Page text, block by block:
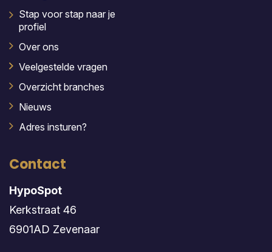
Stap voor stap naar je
profiel
Over ons
Veelgestelde vragen
Overzicht branches
Nieuws
Adres insturen?
Contact
HypoSpot
Kerkstraat 46
6901AD Zevenaar